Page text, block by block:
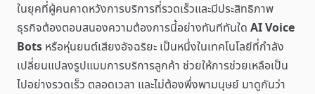
ในยุคที่ผู้คนคาดหวังการบริการที่รวดเร็วและมีประสิทธิภาพ
ธุรกิจต้องตอบสนองความต้องการนี้อย่างทันทีทันใด AI Voice
Bots หรือหุ่นยนต์เสียงอัจฉริยะ เป็นหนึ่งในเทคโนโลยีที่กำลัง
เปลี่ยนแปลงรูปแบบการบริการลูกค้า ช่วยให้การช่วยเหลือเป็น
ไปอย่างรวดเร็ว ตลอดเวลา และไม่ต้องพึ่งพามนุษย์ มาดูกันว่า